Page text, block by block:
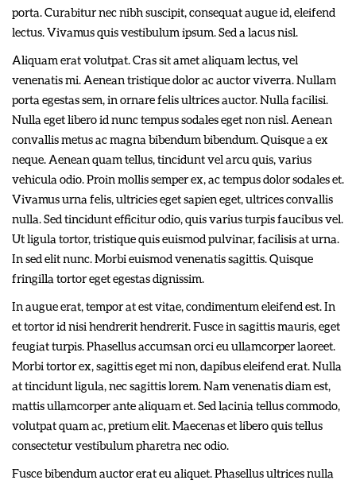
porta. Curabitur nec nibh suscipit, consequat augue id, eleifend
lectus. Vivamus quis vestibulum ipsum. Sed a lacus nisl.
Aliquam erat volutpat. Cras sit amet aliquam lectus, vel
venenatis mi. Aenean tristique dolor ac auctor viverra. Nullam
porta egestas sem, in ornare felis ultrices auctor. Nulla facilisi.
Nulla eget libero id nunc tempus sodales eget non nisl. Aenean
convallis metus ac magna bibendum bibendum. Quisque a ex
neque. Aenean quam tellus, tincidunt vel arcu quis, varius
vehicula odio. Proin mollis semper ex, ac tempus dolor sodales et.
Vivamus urna felis, ultricies eget sapien eget, ultrices convallis
nulla. Sed tincidunt efficitur odio, quis varius turpis faucibus vel.
Ut ligula tortor, tristique quis euismod pulvinar, facilisis at urna.
In sed elit nunc. Morbi euismod venenatis sagittis. Quisque
fringilla tortor eget egestas dignissim.
In augue erat, tempor at est vitae, condimentum eleifend est. In
et tortor id nisi hendrerit hendrerit. Fusce in sagittis mauris, eget
feugiat turpis. Phasellus accumsan orci eu ullamcorper laoreet.
Morbi tortor ex, sagittis eget mi non, dapibus eleifend erat. Nulla
at tincidunt ligula, nec sagittis lorem. Nam venenatis diam est,
mattis ullamcorper ante aliquam et. Sed lacinia tellus commodo,
volutpat quam ac, pretium elit. Maecenas et libero quis tellus
consectetur vestibulum pharetra nec odio.
Fusce bibendum auctor erat eu aliquet. Phasellus ultrices nulla